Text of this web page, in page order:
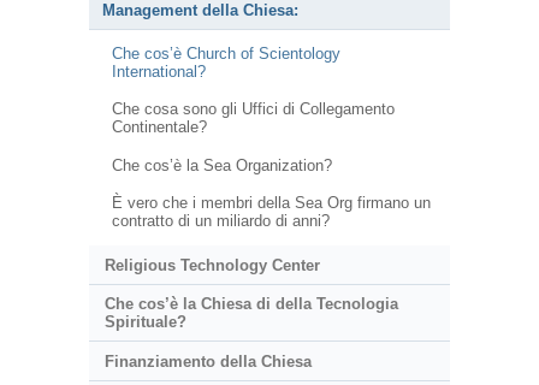
Management della Chiesa:
Che cos’è Church of Scientology
International?
Che cosa sono gli Uffici di Collegamento
Continentale?
Che cos’è la Sea Organization?
È vero che i membri della Sea Org firmano un
contratto di un miliardo di anni?
Religious Technology Center
Che cos’è la Chiesa di della Tecnologia
Spirituale?
Finanziamento della Chiesa